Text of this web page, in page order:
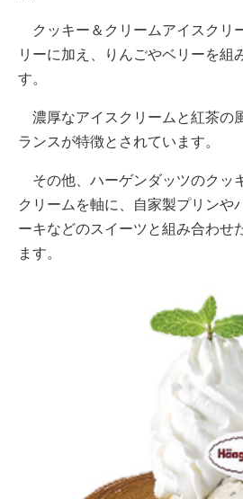
クッキー＆クリームアイスクリ
リーに加え、りんごやベリーを組
す。
濃厚なアイスクリームと紅茶の
ランスが特徴とされています。
その他、ハーゲンダッツのクッ
クリームを軸に、自家製プリンや
ーキなどのスイーツと組み合わせ
ます。